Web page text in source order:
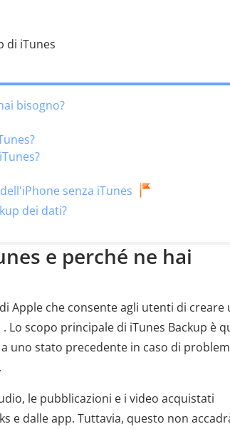
bisogno?
senza iTunes
dei dati?
e perché ne hai
Apple che consente agli utenti di creare
scopo principale di iTunes Backup è
uno stato precedente in caso di
le pubblicazioni e i video acquistati
e dalle app. Tuttavia, questo non